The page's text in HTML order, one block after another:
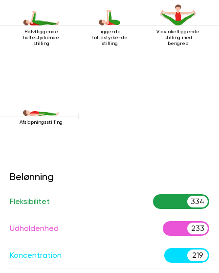
Halvtliggende
hoftestyrkende
stilling
Liggende
hoftestyrkende
stilling
Vidvinkelliggende
stilling med
bengreb
Afslapningsstilling
Belønning
Fleksibilitet 334
Udholdenhed 233
Koncentration 219